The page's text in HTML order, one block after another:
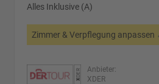
Alles Inklusive (A)
Zimmer & Verpflegung anpassen
Anbieter:
XDER